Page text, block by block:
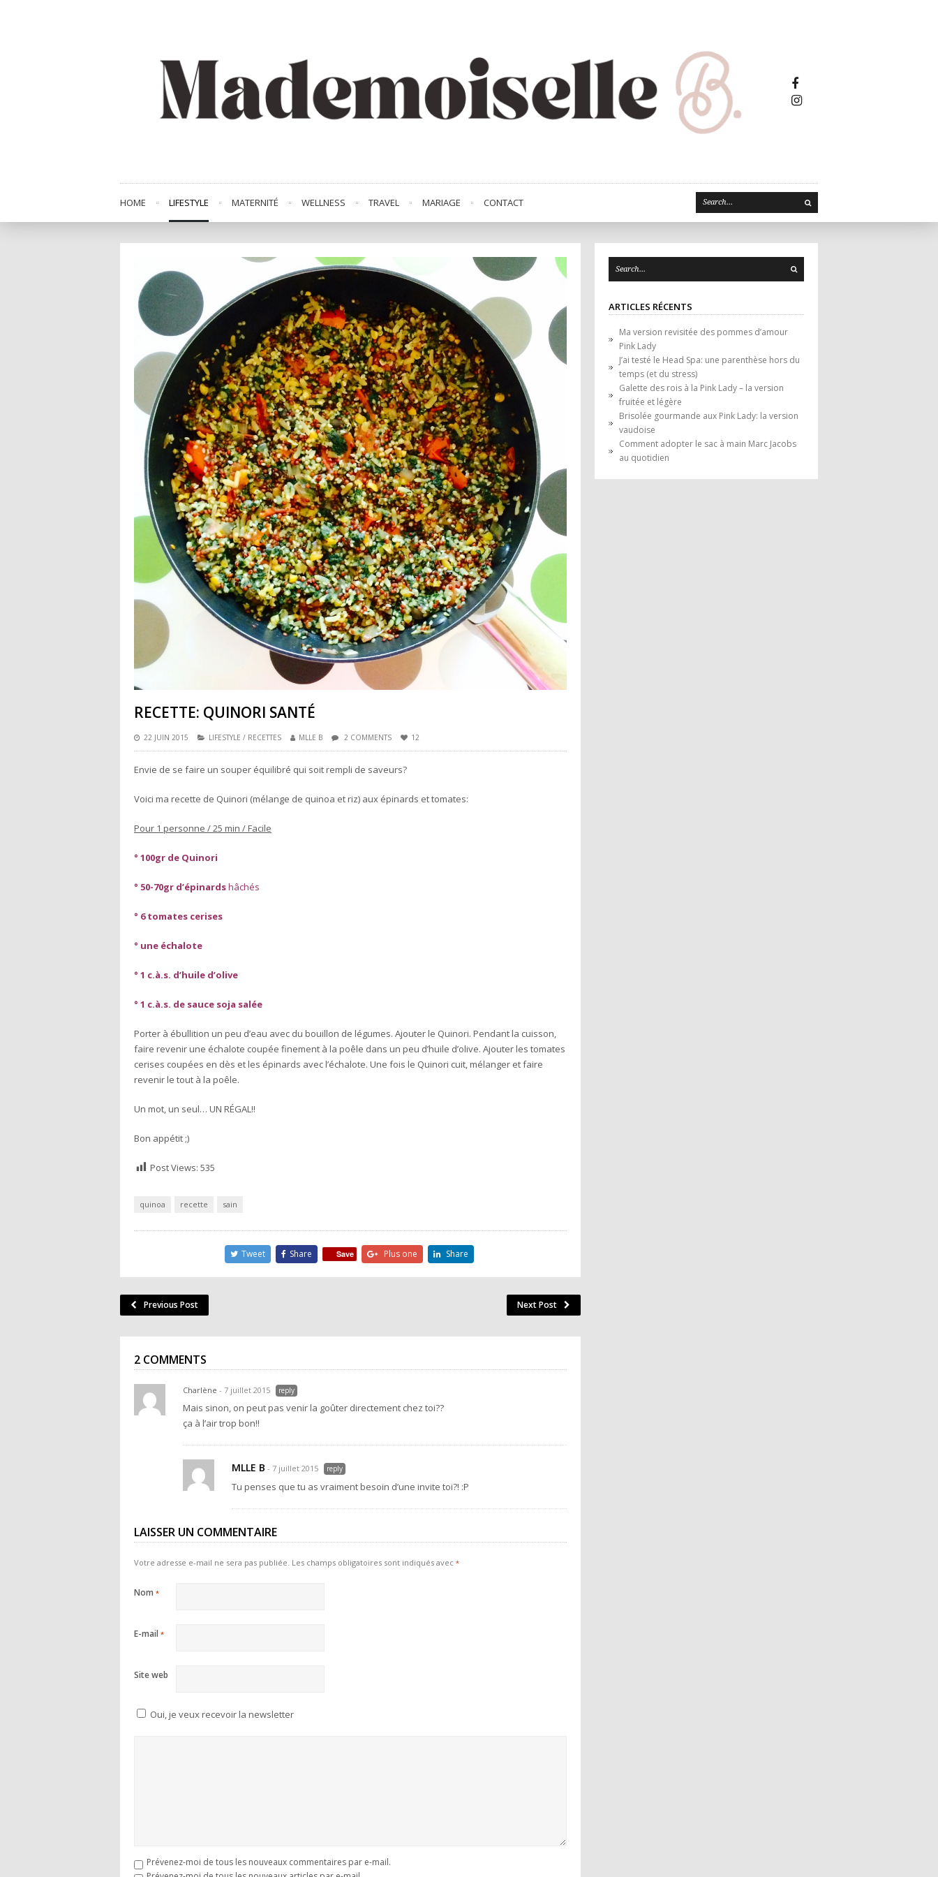
Facebook2
Instagram
HOME LIFESTYLE MATERNITÉ WELLNESS TRAVEL MARIAGE CONTACT
RECETTE: QUINORI SANTÉ
22 JUIN 2015 LIFESTYLE / RECETTES MLLE B 2 COMMENTS 12
Envie de se faire un souper équilibré qui soit rempli de saveurs?
Voici ma recette de Quinori (mélange de quinoa et riz) aux épinards et tomates:
Pour 1 personne / 25 min / Facile
° 100gr de Quinori
° 50-70gr d’épinardshâchés
° 6 tomates cerises
° une échalote
° 1 c.à.s. d’huile d’olive
° 1 c.à.s. de sauce soja salée
Porter à ébullition un peu d’eau avec du bouillon de légumes. Ajouter le Quinori. Pendant la cuisson,
faire revenir une échalote coupée finement à la poêle dans un peu d’huile d’olive. Ajouter les tomates
cerises coupées en dès et les épinards avec l’échalote. Une fois le Quinori cuit, mélanger et faire
revenir le tout à la poêle.
Un mot, un seul… UN RÉGAL!!
Bon appétit ;)
Post Views: 535
quinoa recette sain
Tweet Share Save Plus one Share
Previous Post Next Post
2 COMMENTS
Charlène - 7 juillet 2015 reply
Mais sinon, on peut pas venir la goûter directement chez toi??
ça à l’air trop bon!!
MLLE B - 7 juillet 2015 reply
Tu penses que tu as vraiment besoin d’une invite toi?! :P
LAISSER UN COMMENTAIRE
Votre adresse e-mail ne sera pas publiée. Les champs obligatoires sont indiqués avec *
Nom *
E-mail *
Site web
Oui, je veux recevoir la newsletter
Prévenez-moi de tous les nouveaux commentaires par e-mail.
ARTICLES RÉCENTS
Ma version revisitée des pommes d’amour
Pink Lady
J’ai testé le Head Spa: une parenthèse hors du
temps (et du stress)
Galette des rois à la Pink Lady – la version
fruitée et légère
Brisolée gourmande aux Pink Lady: la version
vaudoise
Comment adopter le sac à main Marc Jacobs
au quotidien